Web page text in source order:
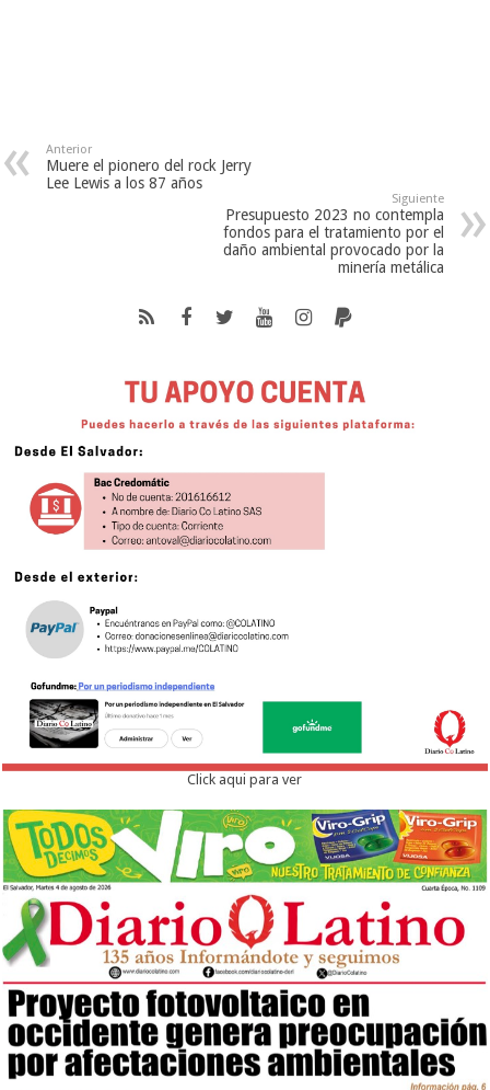
Anterior
Muere el pionero del rock Jerry
Lee Lewis a los 87 años
Siguiente
Presupuesto 2023 no contempla
fondos para el tratamiento por el
daño ambiental provocado por la
minería metálica
Click aqui para ver